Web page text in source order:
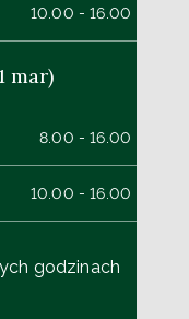
10.00 - 16.00
mar)
8.00 - 16.00
10.00 - 16.00
godzinach